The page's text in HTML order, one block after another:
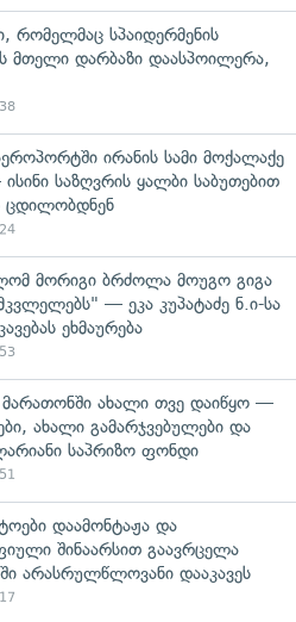
რომელმაც სპაიდერმენის
მთელი დარბაზი დაასპოილერა,
ირანის სამი მოქალაქე
საზღვრის ყალბი საბუთებით
ცდილობდნენ
მორიგი ბრძოლა მოუგო გიგა
— ეკა კუპატაძე ნ.ი-სა
ეხმაურება
მარათონში ახალი თვე დაიწყო —
ახალი გამარჯვებულები და
საპრიზო ფონდი
დაამონტაჟა და
შინაარსით გაავრცელა
არასრულწლოვანი დააკავეს